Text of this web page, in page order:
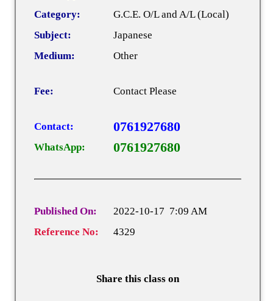
Category:
G.C.E. O/L and A/L (Local)
Subject:
Japanese
Medium:
Other
Fee: Contact Please
Contact: 0761927680
WhatsApp: 0761927680
Published On:
2022-10-17 7:09 AM
Reference No:
4329
Share this class on